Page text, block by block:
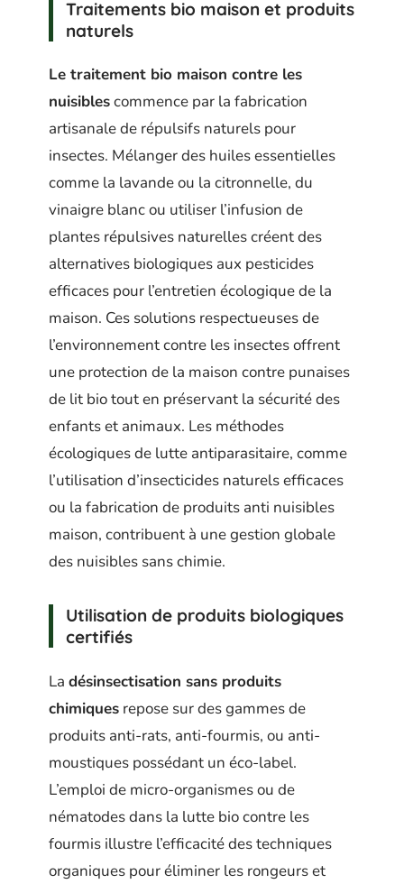
Traitements bio maison et produits
naturels
Le traitement bio maison contre les
nuisiblescommence par la fabrication
artisanale de répulsifs naturels pour
insectes. Mélanger des huiles essentielles
comme la lavande ou la citronnelle, du
vinaigre blanc ou utiliser l’infusion de
plantes répulsives naturelles créent des
alternatives biologiques aux pesticides
efficaces pour l’entretien écologique de la
maison. Ces solutions respectueuses de
l’environnement contre les insectes offrent
une protection de la maison contre punaises
de lit bio tout en préservant la sécurité des
enfants et animaux. Les méthodes
écologiques de lutte antiparasitaire, comme
l’utilisation d’insecticides naturels efficaces
ou la fabrication de produits anti nuisibles
maison, contribuent à une gestion globale
des nuisibles sans chimie.
Utilisation de produits biologiques
certifiés
La désinsectisation sans produits
chimiques repose sur des gammes de
produits anti-rats, anti-fourmis, ou anti-
moustiques possédant un éco-label.
L’emploi de micro-organismes ou de
nématodes dans la lutte bio contre les
fourmis illustre l’efficacité des techniques
organiques pour éliminer les rongeurs et